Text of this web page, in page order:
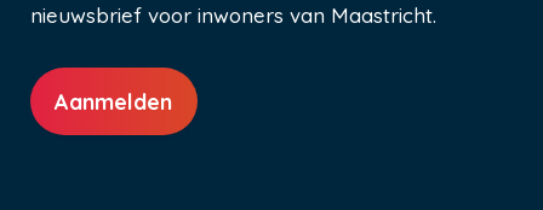
nieuwsbrief voor inwoners van Maastricht.
Aanmelden